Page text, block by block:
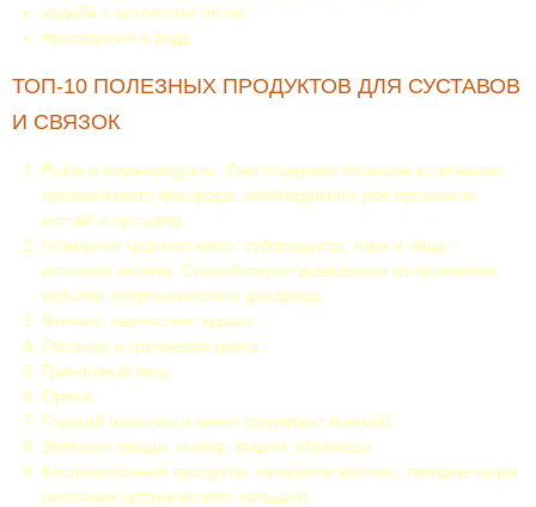
ходьба с захлестом пятки;
приседания в воде.
ТОП-10 ПОЛЕЗНЫХ ПРОДУКТОВ ДЛЯ СУСТАВОВ
И СВЯЗОК
Рыба и морепродукты. Они содержат большое количество
органического фосфора, необходимого для прочности
костей и суставов.
Нежирное красное мясо, субпродукты, язык и яйца –
источник железа. Способствуют выведению из организма
избытка неорганического фосфора.
Финики, чернослив, курага.
Овсяная и гречневая крупа.
Гречишный мед.
Орехи.
Горький шоколад и какао (содержат магний).
Зеленые овощи, инжир, вишни, абрикосы.
Кисломолочные продукты, нежирное молоко, твердые сыры
(источник органического кальция).